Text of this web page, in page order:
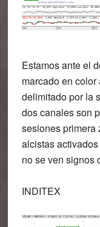
Estamos ante el
marcado en
delimitado por la
dos canales son
sesiones primera
alcistas
no se ven signos
INDITEX